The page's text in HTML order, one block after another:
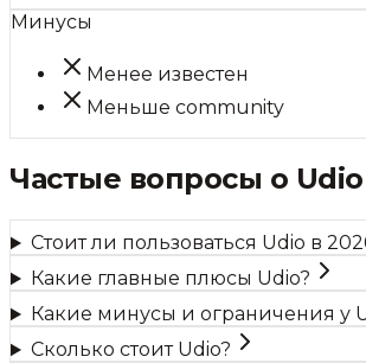
Минусы
Менее известен
Меньше community
Частые вопросы о Udio
Стоит ли пользоваться Udio в
Какие главные плюсы Udio?
Какие минусы и ограничения у
Сколько стоит Udio?